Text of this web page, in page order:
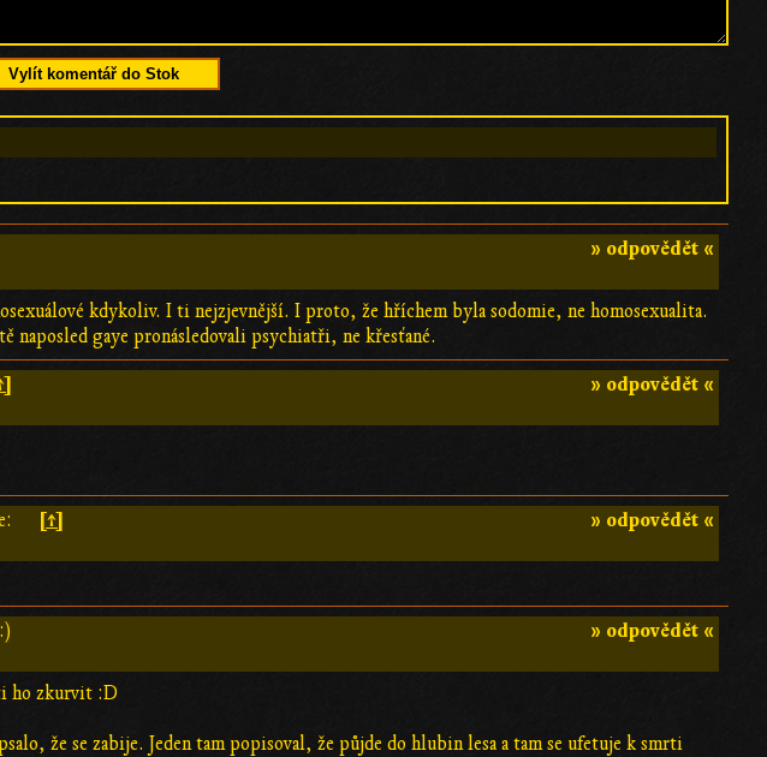
Vylít komentář do Stok
» odpovědět «
kdykoliv. I ti nejzjevnější. I proto, že hříchem byla sodomie, ne homosexualita.
naposled gaye pronásledovali psychiatři, ne křesťané.
» odpovědět «
» odpovědět «
[↑]
» odpovědět «
ho zkurvit :D
že se zabije. Jeden tam popisoval, že půjde do hlubin lesa a tam se ufetuje k smrti